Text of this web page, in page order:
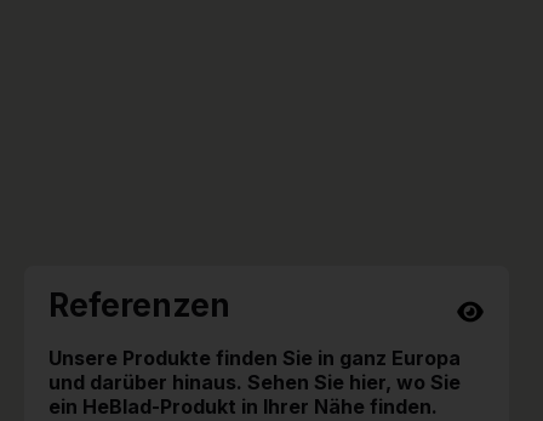
Referenzen
Unsere Produkte finden Sie in ganz Europa
und darüber hinaus. Sehen Sie hier, wo Sie
ein HeBlad-Produkt in Ihrer Nähe finden.